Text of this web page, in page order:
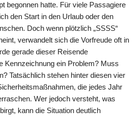
begonnen hatte. Für viele Passagiere
den Start in den Urlaub oder den
Doch wenn plötzlich „SSSS“
verwandelt sich die Vorfreude oft in
gerade dieser Reisende
Kennzeichnung ein Problem? Muss
Tatsächlich stehen hinter diesen vier
die jedes Jahr
Wer jedoch versteht, was
kann die Situation deutlich